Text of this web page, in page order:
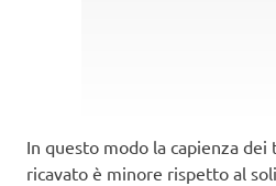
In questo modo la capienza
ricavato è minore rispetto al